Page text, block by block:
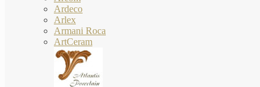
Ardeco
Arlex
Armani Roca
ArtCeram